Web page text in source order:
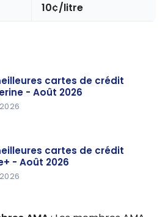
10¢/litre
cartes de crédit
- Août 2026
cartes de crédit
- Août 2026